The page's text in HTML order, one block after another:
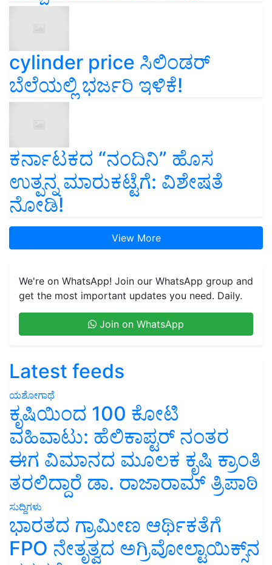
cylinder price ಸಿಲಿಂಡರ್‌
ಬೆಲೆಯಲ್ಲಿ ಭರ್ಜರಿ ಇಳಿಕೆ!
ಕರ್ನಾಟಕದ “ನಂದಿನಿ” ಹೊಸ
ಉತ್ಪನ್ನ ಮಾರುಕಟ್ಟೆಗೆ: ವಿಶೇಷತೆ
ನೋಡಿ!
View More
We're on WhatsApp! Join our WhatsApp group and
get the most important updates you need. Daily.
Join on WhatsApp
Latest feeds
ಯಶೋಗಾಥೆ
ಕೃಷಿಯಿಂದ 100 ಕೋಟಿ
ವಹಿವಾಟು: ಹೆಲಿಕಾಪ್ಟರ್ ನಂತರ
ಈಗ ವಿಮಾನದ ಮೂಲಕ ಕೃಷಿ ಕ್ರಾಂತಿ
ತರಲಿದ್ದಾರೆ ಡಾ. ರಾಜಾರಾಮ್ ತ್ರಿಪಾಠಿ
ಸುದ್ದಿಗಳು
ಭಾರತದ ಗ್ರಾಮೀಣ ಆರ್ಥಿಕತೆಗೆ
FPO ನೇತೃತ್ವದ ಅಗ್ರಿವೋಲ್ಟಾಯಿಕ್ಸ್‌ನ